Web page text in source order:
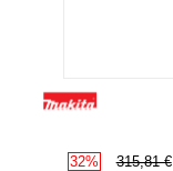
32% 315,81 €